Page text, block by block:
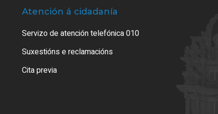
Atención á cidadanía
Servizo de atención telefónica 010
Suxestións e reclamacións
Cita previa